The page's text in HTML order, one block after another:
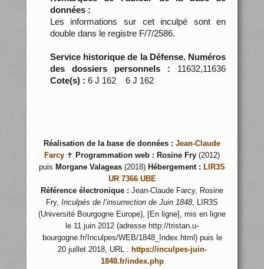
données :
Les informations sur cet inculpé sont en
double dans le registre F/7/2586.
Service historique de la Défense. Numéros
des dossiers personnels : 11632,11636
Cote(s) : 6 J 162 6 J 162
Réalisation de la base de données : Jean-Claude
Farcy ✝ Programmation web : Rosine Fry (2012)
puis Morgane Valageas (2018) Hébergement : LIR3S
UR 7366 UBE
Référence électronique : Jean-Claude Farcy, Rosine
Fry, Inculpés de l’insurrection de Juin 1848, LIR3S
(Université Bourgogne Europe), [En ligne], mis en ligne
le 11 juin 2012 (adresse http://tristan.u-
bourgogne.fr/Inculpes/WEB/1848_Index.html) puis le
20 juillet 2018, URL : https://inculpes-juin-
1848.fr/index.php